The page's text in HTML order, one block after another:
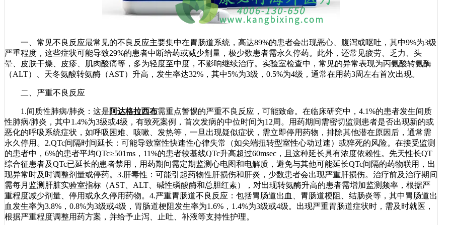
一、常见不良反应最常见的不良反应主要集中在胃肠道系统，高达89%的患者会出现恶心、腹泻或呕吐，其中9%为3级
严重程度，这些症状可能导致29%的患者中断给药或减少剂量，极少数患者需永久停药。此外，还常见疲劳、乏力、头
晕、皮肤干燥、皮疹、肌肉酸痛等，多为轻度至中度，不影响继续治疗。实验室检查中，常见的异常表现为丙氨酸转氨酶
（ALT）、天冬氨酸转氨酶（AST）升高，发生率达32%，其中5%为3级，0.5%为4级，通常在用药3周左右首次出现。
二、严重不良反应
1.间质性肺病/肺炎：这是阿达格拉西布需重点警惕的严重不良反应，可能致命。在临床研究中，4.1%的患者发生间质
性肺病/肺炎，其中1.4%为3级或4级，有致死案例，首次发病的中位时间为12周。用药期间需密切监测患者是否出现新的或
恶化的呼吸系统症状，如呼吸困难、咳嗽、发热等，一旦出现疑似症状，需立即停用药物，排除其他潜在原因后，通常需
永久停用。2.QTc间隔时间延长：可能导致室性快速性心律失常（如尖端扭转型室性心动过速）或猝死的风险。在接受监测
的患者中，6%的患者平均QTc≥501ms，11%的患者较基线QTc升高超过60msec，且这种延长具有浓度依赖性。先天性长QT
综合征患者及QTc已延长的患者禁用，用药期间需定期监测心电图和电解质，避免与其他可能延长QTc间隔的药物联用，出
现异常时及时调整剂量或停药。3.肝毒性：可能引起药物性肝损伤和肝炎，少数患者会出现严重肝损伤。治疗前及治疗期间
需每月监测肝脏实验室指标（AST、ALT、碱性磷酸酶和总胆红素），对出现转氨酶升高的患者需增加监测频率，根据严
重程度减少剂量、停用或永久停用药物。4.严重胃肠道不良反应：包括胃肠道出血、胃肠道梗阻、结肠炎等，其中胃肠道出
血发生率为3.8%，0.8%为3级或4级，胃肠道梗阻发生率为1.6%，1.4%为3级或4级。出现严重胃肠道症状时，需及时就医，
根据严重程度调整用药方案，并给予止泻、止吐、补液等支持性护理。